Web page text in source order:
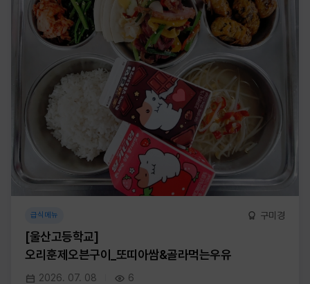
급식메뉴 구미경
[울산고등학교]
오리훈제오븐구이_또띠아쌈&골라먹는우유
2026. 07. 08 6